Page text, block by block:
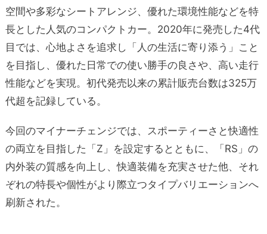
空間や多彩なシートアレンジ、優れた環境性能などを特
長とした人気のコンパクトカー。2020年に発売した4代
目では、心地よさを追求し「人の生活に寄り添う」こと
を目指し、優れた日常での使い勝手の良さや、高い走行
性能などを実現。初代発売以来の累計販売台数は325万
代超を記録している。
今回のマイナーチェンジでは、スポーティーさと快適性
の両立を目指した「Z」を設定するとともに、「RS」の
内外装の質感を向上し、快適装備を充実させた他、それ
ぞれの特長や個性がより際立つタイプバリエーションへ
刷新された。